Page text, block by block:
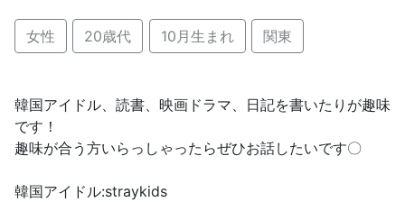
女性 20歳代 10月生まれ 関東
韓国アイドル、読書、映画ドラマ、日記を書いたりが趣味
です！
趣味が合う方いらっしゃったらぜひお話したいです〇
韓国アイドル:straykids